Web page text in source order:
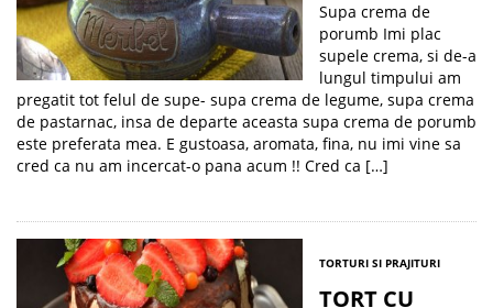
Supa crema de
porumb Imi plac
supele crema, si de-a
lungul timpului am
pregatit tot felul de supe- supa crema de legume, supa crema
de pastarnac, insa de departe aceasta supa crema de porumb
este preferata mea. E gustoasa, aromata, fina, nu imi vine sa
cred ca nu am incercat-o pana acum !! Cred ca […]
TORTURI SI PRAJITURI
TORT CU